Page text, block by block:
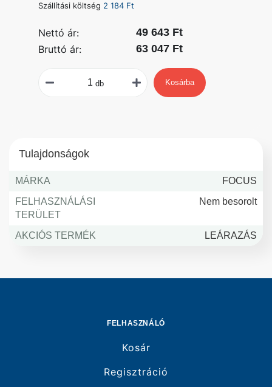
Szállítási költség 2 184 Ft
Nettó ár:
49 643 Ft
Bruttó ár:
63 047 Ft
db Kosárba
Tulajdonságok
MÁRKA
FOCUS
FELHASZNÁLÁSI
TERÜLET
Nem besorolt
AKCIÓS TERMÉK LEÁRAZÁS
FELHASZNÁLÓ
Kosár
Regisztráció